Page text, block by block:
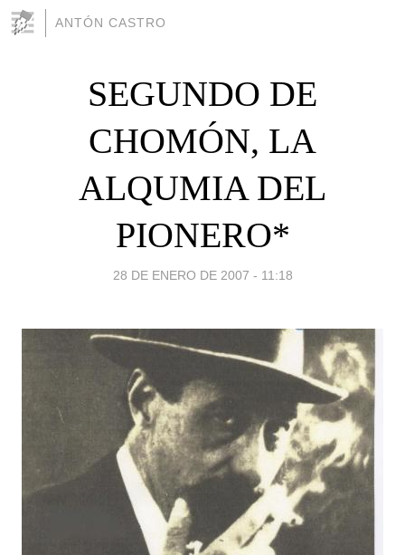
ANTÓN CASTRO
SEGUNDO DE
CHOMÓN, LA
ALQUMIA DEL
PIONERO*
28 DE ENERO DE 2007 - 11:18